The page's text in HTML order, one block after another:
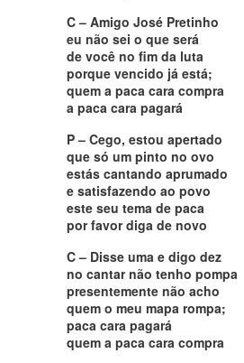
C – Amigo José Pretinho
eu não sei o que será
de você no fim da luta
porque vencido já está;
quem a paca cara compra
a paca cara pagará
P – Cego, estou apertado
que só um pinto no ovo
estás cantando aprumado
e satisfazendo ao povo
este seu tema de paca
por favor diga de novo
C – Disse uma e digo dez
no cantar não tenho pompa
presentemente não acho
quem o meu mapa rompa;
paca cara pagará
quem a paca cara compra